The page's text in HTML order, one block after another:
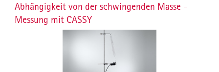
Abhängigkeit von der schwingenden Masse -
Messung mit CASSY